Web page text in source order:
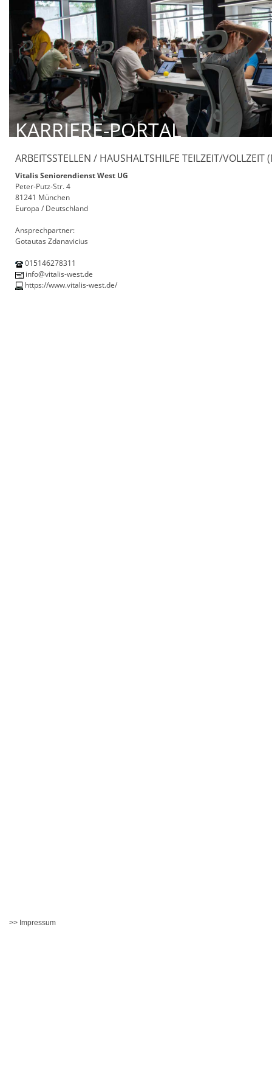
KARRIERE-PORTAL
ARBEITSSTELLEN / HAUSHALTSHILFE TEILZEIT/
Vitalis Seniorendienst West UG
Peter-Putz-Str. 4
81241 München
Europa / Deutschland
Ansprechpartner:
Gotautas Zdanavicius
015146278311
info@vitalis-west.de
https://www.vitalis-west.de/
>> Impressum